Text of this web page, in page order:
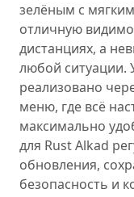
зелёным с
отличную
дистанциях, а
любой ситуации.
реализовано
меню, где всё
максимально
для Rust Alkad
обновления,
безопасность и